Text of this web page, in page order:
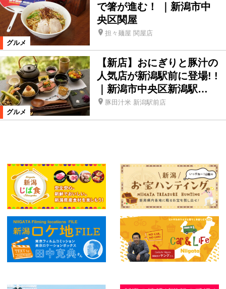
グルメ
で箸が進む！ ｜新潟市中
央区関屋
担々麺屋 関屋店
グルメ
【新店】おにぎりと豚汁の
人気店が新潟駅前に登場! !
｜新潟市中央区新潟駅…
豚田汁米 新潟駅前店